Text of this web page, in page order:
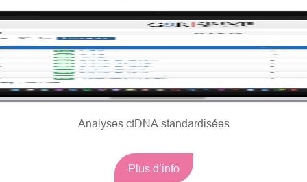
Analyses ctDNA standardisées
Plus d’info